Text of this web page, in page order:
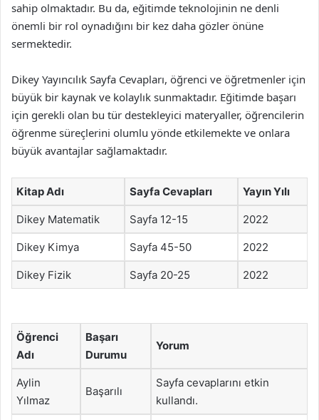
sahip olmaktadır. Bu da, eğitimde teknolojinin ne denli
önemli bir rol oynadığını bir kez daha gözler önüne
sermektedir.
Dikey Yayıncılık Sayfa Cevapları, öğrenci ve öğretmenler için
büyük bir kaynak ve kolaylık sunmaktadır. Eğitimde başarı
için gerekli olan bu tür destekleyici materyaller, öğrencilerin
öğrenme süreçlerini olumlu yönde etkilemekte ve onlara
büyük avantajlar sağlamaktadır.
Kitap Adı Sayfa Cevapları Yayın Yılı
Dikey Matematik Sayfa 12-15 2022
Dikey Kimya Sayfa 45-50 2022
Dikey Fizik Sayfa 20-25 2022
Öğrenci
Adı
Başarı
Durumu
Yorum
Aylin
Yılmaz
Başarılı
Sayfa cevaplarını etkin
kullandı.